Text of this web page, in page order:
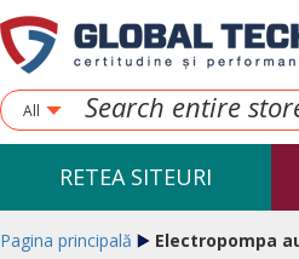
All
RETEA SITEURI
Pagina principală Electropompa